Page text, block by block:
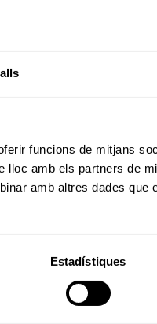
funcions de mitjans
amb els partners de
amb altres dades que
Estadístiques